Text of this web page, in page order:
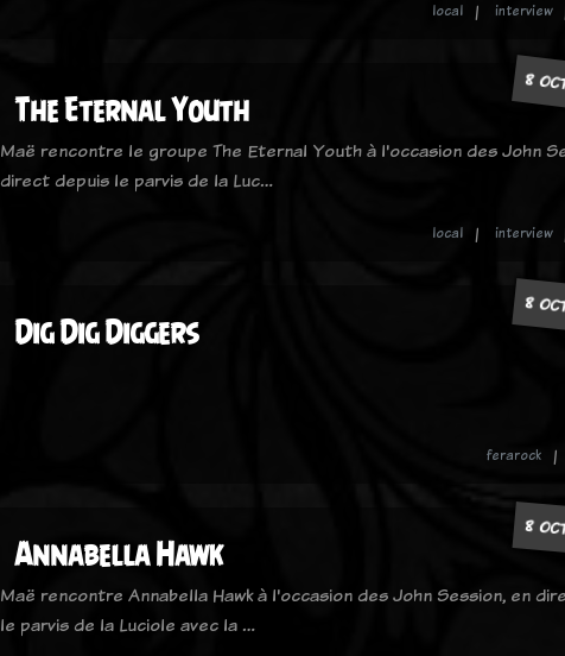
local interview
8
The Eternal Youth
Maë rencontre le groupe The Eternal Youth à l'occasion des John
direct depuis le parvis de la Luc…
local interview
8
Dig Dig Diggers
ferarock
8
Annabella Hawk
Maë rencontre Annabella Hawk à l'occasion des John Session, en
le parvis de la Luciole avec la …